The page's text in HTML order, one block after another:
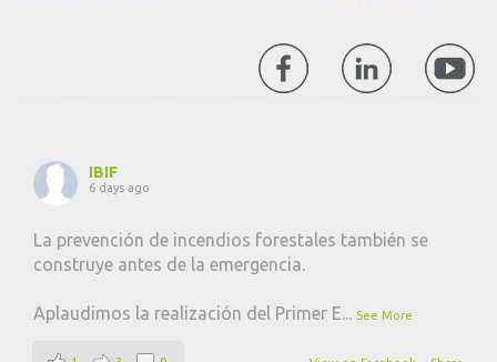
IBIF
6 days ago
La prevención de incendios forestales también se
construye antes de la emergencia.
Aplaudimos la realización del Primer E... See More